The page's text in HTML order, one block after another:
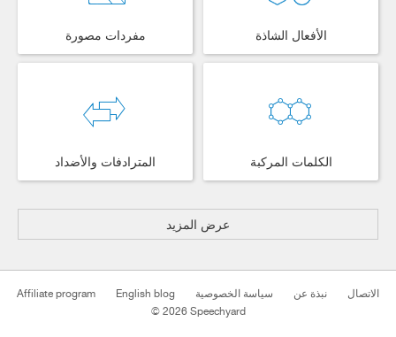
مفردات مصورة الأفعال الشاذة
المترادفات والأضداد الكلمات المركبة
عرض المزيد
Affiliate program English blog سياسة الخصوصية نبذة عن
الاتصال
© 2026 Speechyard